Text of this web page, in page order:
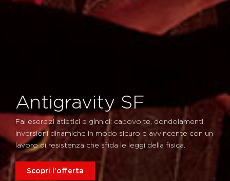
Antigravity SF
Fai esercizi atletici e ginnici: capovolte, dondolamenti,
inversioni dinamiche in modo sicuro e avvincente con un
lavoro di resistenza che sfida le leggi della fisica.
Scopri l'offerta